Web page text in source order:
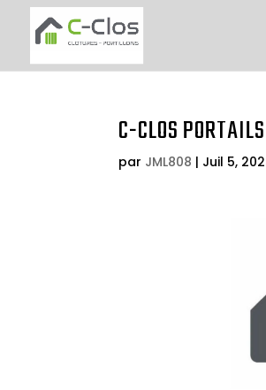
C-CLOS
par JML808 | Juil 5,